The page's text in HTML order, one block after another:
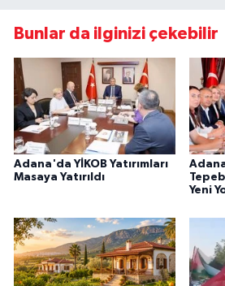
Bunlar da ilginizi çekebilir
Adana'da YİKOB Yatırımları
Masaya Yatırıldı
Yeni